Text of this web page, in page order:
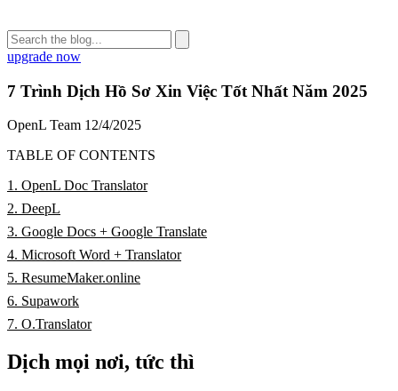
upgrade now
7 Trình Dịch Hồ Sơ Xin Việc Tốt Nhất Năm 2025
OpenL Team 12/4/2025
TABLE OF CONTENTS
1. OpenL Doc Translator
2. DeepL
3. Google Docs + Google Translate
4. Microsoft Word + Translator
5. ResumeMaker.online
6. Supawork
7. O.Translator
Dịch mọi nơi, tức thì